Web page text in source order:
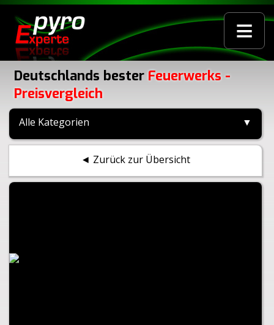
≡
Deutschlands bester Feuerwerks -
Preisvergleich
Alle Kategorien ▼
◄ Zurück zur Übersicht